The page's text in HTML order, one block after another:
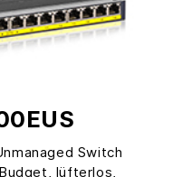
Switch
lüfterlos,